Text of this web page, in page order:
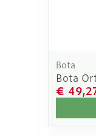
Bota
Bota
€